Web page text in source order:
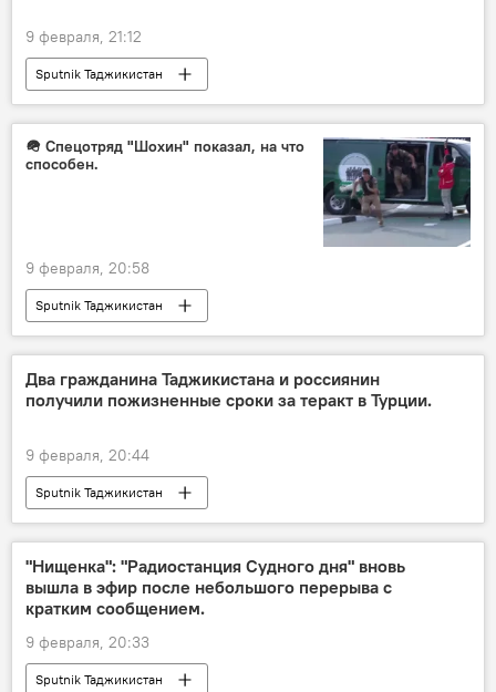
9 февраля, 21:12
Sputnik Таджикистан
🪖 Спецотряд "Шохин" показал, на что
способен.
9 февраля, 20:58
Sputnik Таджикистан
Два гражданина Таджикистана и россиянин
получили пожизненные сроки за теракт в Турции.
9 февраля, 20:44
Sputnik Таджикистан
"Нищенка": "Радиостанция Судного дня" вновь
вышла в эфир после небольшого перерыва с
кратким сообщением.
9 февраля, 20:33
Sputnik Таджикистан